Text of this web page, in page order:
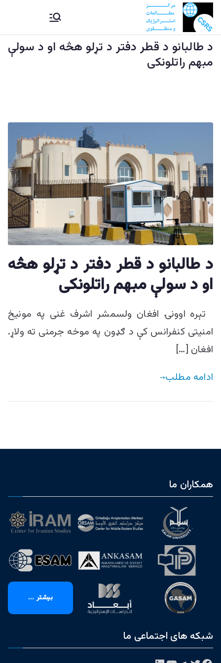
to
content
CSRS |
مرکز
و منطقوی |
د
ستراتېژیکو
او سیمه
ییزو څېړنو
مرکز
مرکز مطالعات استراتیژيک و
منطقوی دستراتېژیکو او
سیمه ییزو څېړنو مرکز
د طالبانو د قطر دفتر د تړلو هڅه او د سولې
مبهم راتلونکی
د طالبانو د قطر دفتر د تړلو هڅه
او د سولې مبهم راتلونکی
تېره اوونۍ افغان ولسمشر اشرف غنی په مونیخ
امنیتی کنفرانس کې د ګډون په موخه جرمنی ته ولاړ.
افغان […]
ادامه مطلب
همکاران ما
بیشتر ...
شبکه های اجتماعی ما